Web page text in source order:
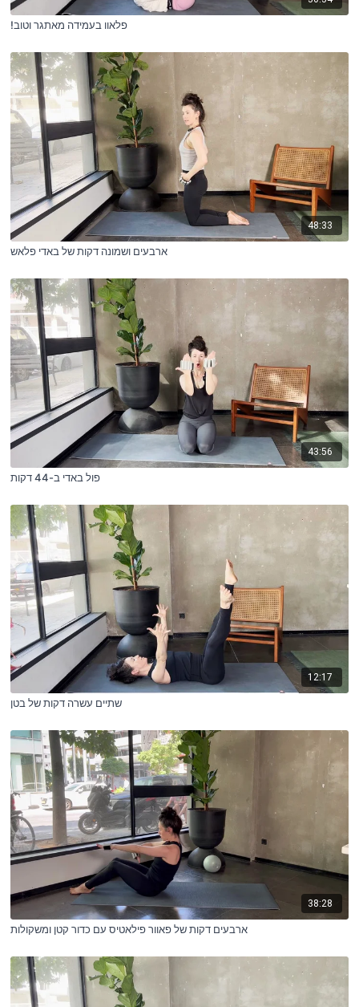
!פלאוו בעמידה מאתגר וטוב
48:33
ארבעים ושמונה דקות של באדי פלאש
43:56
פול באדי ב-44 דקות
12:17
שתיים עשרה דקות של בטן
38:28
ארבעים דקות של פאוור פילאטיס עם כדור קטן ומשקולות